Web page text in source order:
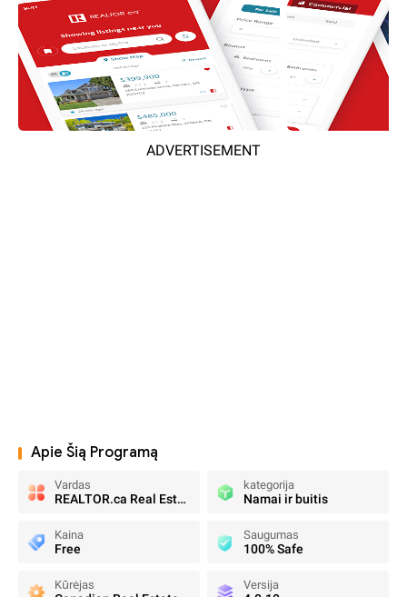
ADVERTISEMENT
Apie Šią Programą
Vardas
REALTOR.ca Real Estate & Homes
kategorija
Namai ir buitis
Kaina
Free
Saugumas
100% Safe
Kūrėjas Versija